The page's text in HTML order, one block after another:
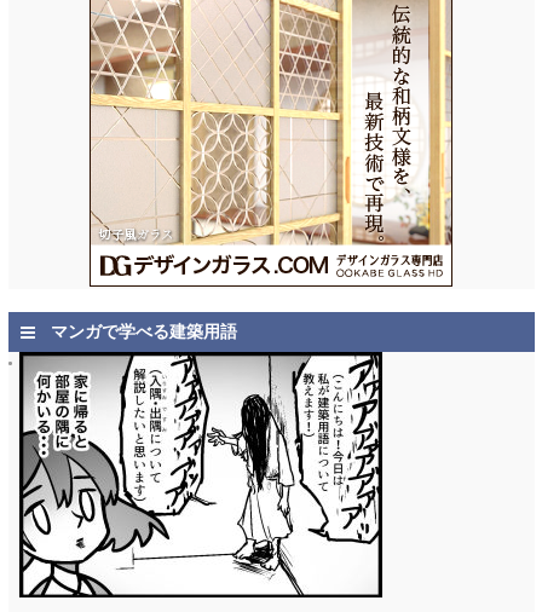
マンガで学べる建築用語